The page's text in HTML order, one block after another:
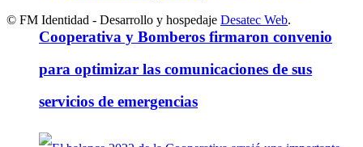
Cooperativa y Bomberos firmaron convenio
para optimizar las comunicaciones de sus
servicios de emergencias
© FM Identidad - Desarrollo y hospedaje Desatec Web.